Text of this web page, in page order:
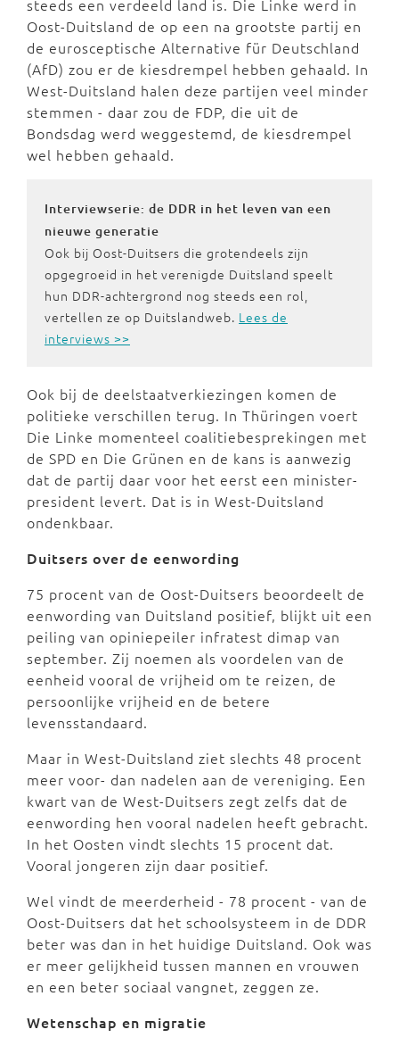
steeds een verdeeld land is. Die Linke werd in
Oost-Duitsland de op een na grootste partij en
de eurosceptische Alternative für Deutschland
(AfD) zou er de kiesdrempel hebben gehaald. In
West-Duitsland halen deze partijen veel minder
stemmen - daar zou de FDP, die uit de
Bondsdag werd weggestemd, de kiesdrempel
wel hebben gehaald.
Interviewserie: de DDR in het leven van een
nieuwe generatie
Ook bij Oost-Duitsers die grotendeels zijn
opgegroeid in het verenigde Duitsland speelt
hun DDR-achtergrond nog steeds een rol,
vertellen ze op Duitslandweb. Lees de
interviews >>
Ook bij de deelstaatverkiezingen komen de
politieke verschillen terug. In Thüringen voert
Die Linke momenteel coalitiebesprekingen met
de SPD en Die Grünen en de kans is aanwezig
dat de partij daar voor het eerst een minister-
president levert. Dat is in West-Duitsland
ondenkbaar.
Duitsers over de eenwording
75 procent van de Oost-Duitsers beoordeelt de
eenwording van Duitsland positief, blijkt uit een
peiling van opiniepeiler infratest dimap van
september. Zij noemen als voordelen van de
eenheid vooral de vrijheid om te reizen, de
persoonlijke vrijheid en de betere
levensstandaard.
Maar in West-Duitsland ziet slechts 48 procent
meer voor- dan nadelen aan de vereniging. Een
kwart van de West-Duitsers zegt zelfs dat de
eenwording hen vooral nadelen heeft gebracht.
In het Oosten vindt slechts 15 procent dat.
Vooral jongeren zijn daar positief.
Wel vindt de meerderheid - 78 procent - van de
Oost-Duitsers dat het schoolsysteem in de DDR
beter was dan in het huidige Duitsland. Ook was
er meer gelijkheid tussen mannen en vrouwen
en een beter sociaal vangnet, zeggen ze.
Wetenschap en migratie